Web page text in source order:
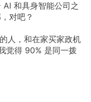
AI 和具身智能公司之
对吧？
人，和在家买家政机
觉得 90% 是同一拨